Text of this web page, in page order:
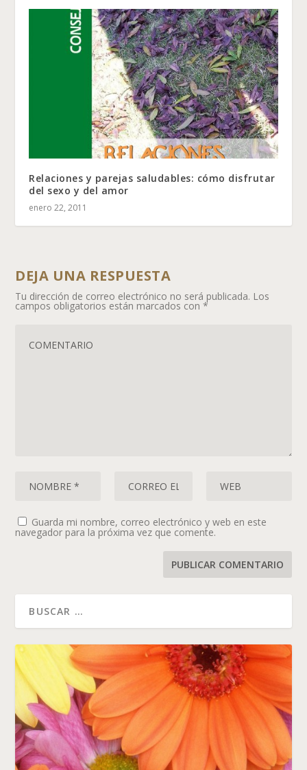
Relaciones y parejas saludables: cómo disfrutar
del sexo y del amor
enero 22, 2011
DEJA UNA RESPUESTA
Tu dirección de correo electrónico no será publicada. Los
campos obligatorios están marcados con*
Guarda mi nombre, correo electrónico y web en este
navegador para la próxima vez que comente.